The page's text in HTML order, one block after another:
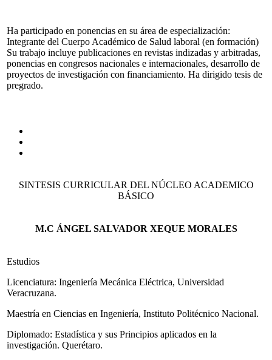
Ha participado en ponencias en su área de especialización:
Integrante del Cuerpo Académico de Salud laboral (en formación)
Su trabajo incluye publicaciones en revistas indizadas y arbitradas,
ponencias en congresos nacionales e internacionales, desarrollo de
proyectos de investigación con financiamiento. Ha dirigido tesis de
pregrado.
SINTESIS CURRICULAR DEL NÚCLEO ACADEMICO
BÁSICO
M.C ÁNGEL SALVADOR XEQUE MORALES
Estudios
Licenciatura: Ingeniería Mecánica Eléctrica, Universidad
Veracruzana.
Maestría en Ciencias en Ingeniería, Instituto Politécnico Nacional.
Diplomado: Estadística y sus Principios aplicados en la
investigación. Querétaro.